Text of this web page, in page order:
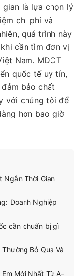
gian là lựa chọn lý
chi phí và
quá trình này
cần tìm đơn vị
Nam. MDCT
quốc tế uy tín,
bảo chất
với chúng tôi để
hơn bao giờ
Ngắn Thời Gian
Doanh Nghiệp
cần chuẩn bị gì
Bỏ Qua Và
Mới Nhất Từ A–